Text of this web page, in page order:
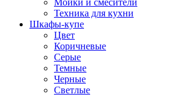
Мойки и смесители
Техника для кухни
Шкафы-купе
Цвет
Коричневые
Серые
Темные
Черные
Светлые